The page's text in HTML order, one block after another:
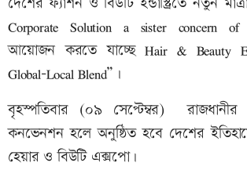
Corporate Solution a sister concern of
আয়োজন করতে যাচ্ছে Hair & Beauty
Global-Local Blend”।
বৃহস্পতিবার (০৯ সেপ্টেম্বর) রাজধানীর
কনভেনশন হলে অনুষ্ঠিত হবে দেশের
হেয়ার ও বিউটি এক্সপো।